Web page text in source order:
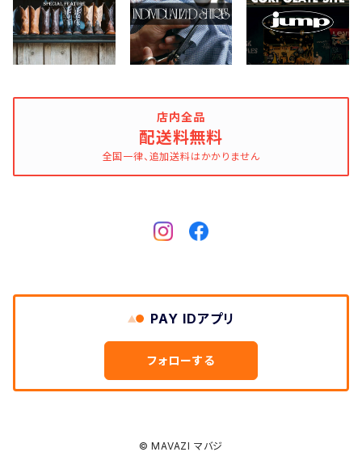
FERNAND LEATHER
FILSON
店内全品
配送料無料
全国一律、追加送料はかかりません
PAY IDアプリ
フォローする
© MAVAZI マバジ